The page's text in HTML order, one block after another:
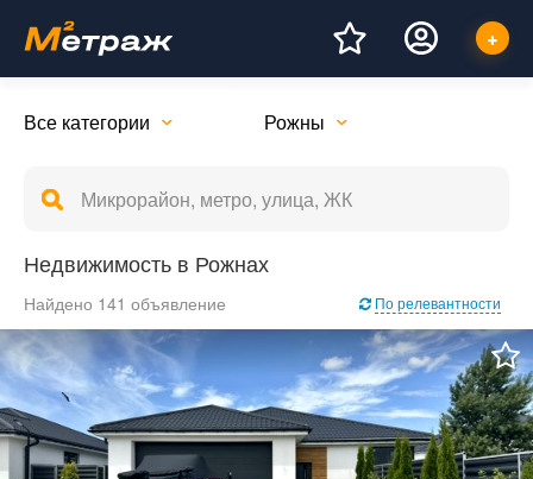
Все категории Рожны
Недвижимость в Рожнах
Найдено 141 объявление По релевантности